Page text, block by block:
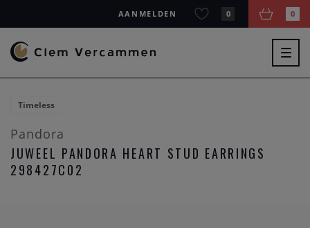
AANMELDEN 0 0
Timeless
Pandora
JUWEEL PANDORA HEART STUD EARRINGS
298427C02